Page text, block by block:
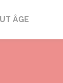
ÂGE